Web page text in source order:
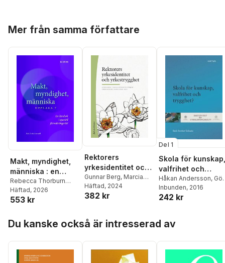
Mer från samma författare
Makt, myndighet,
människa : en
lärobok i speciell
förvaltningsrätt
Rebecca Thorburn
Stern,Ingrid Helmius
Lars Bejstam
Lerwall,Jan Darpö
Häftad, 2026
553 kr
Rektorers
yrkesidentitet och
yrkestrygghet
Gunnar Berg, Marcia
Håkansson Lindqvist
Christer Wede
Bladini ,Göran Bostedt,
Filipsson,Karin
Fridholm,Mikael
,Åsa
Häftad, 2024
382 kr
Del 1
Skola för kunskap,
valfrihet och
trygghet?
Håkan Andersson,
Appelberg,Lars
Bejstam,
Johanna Ringarp
Inbunden, 2016
242 kr
Du kanske också är intresserad av